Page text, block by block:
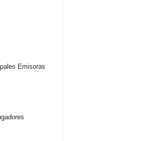
Emisoras